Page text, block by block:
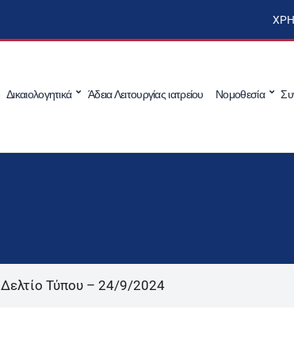
Δικαιολογητικά Άδεια Λειτουργίας ιατρείου Νομοθεσία
Δελτίο Τύπου – 24/9/2024